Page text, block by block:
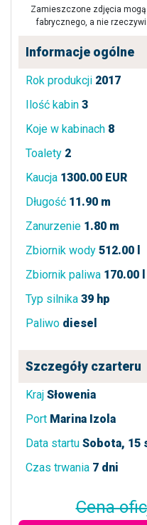
Zamieszczone zdjęcia
fabrycznego, a nie
Informacje ogólne
Rok produkcji 2017
Ilość kabin 3
Koje w kabinach 8
Toalety 2
Kaucja 1300.00 EUR
Długość 11.90 m
Zanurzenie 1.80 m
Zbiornik wody 512.00 l
Zbiornik paliwa 170.00 l
Typ silnika 39 hp
Paliwo diesel
Szczegóły czarteru
Kraj Słowenia
Port Marina Izola
Data startu Sobota, 15
Czas trwania 7 dni
Cena